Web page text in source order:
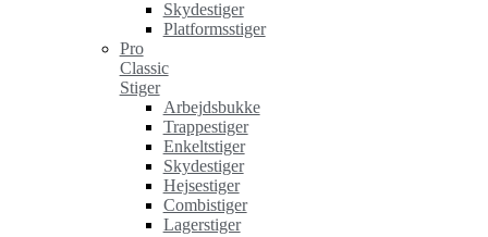
Skydestiger
Platformsstiger
Pro
Classic
Stiger
Arbejdsbukke
Trappestiger
Enkeltstiger
Skydestiger
Hejsestiger
Combistiger
Lagerstiger